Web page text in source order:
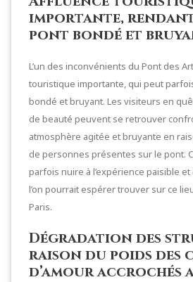
importante,
pont bondé et
L’un des inconvénients du Pont des
touristique importante, qui peut
bondé et bruyant. Les visiteurs en
de beauté peuvent se retrouver
atmosphère agitée et bruyante en
de personnes présentes sur le pont.
parfois nuire à l’expérience paisible
l’on pourrait espérer trouver sur ce
Paris.
Dégradation des
raison du poids des
d’amour accrochés